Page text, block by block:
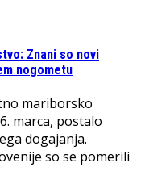
Znani so novi
nogometu
mariborsko
marca, postalo
dogajanja.
so se pomerili